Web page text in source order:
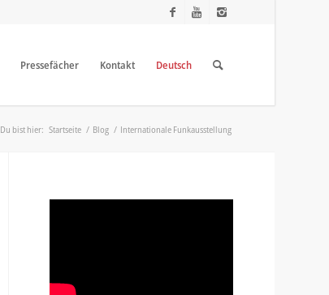
Pressefächer Kontakt Deutsch
Du bist hier: Startseite / Blog / Internationale Funkausstellung